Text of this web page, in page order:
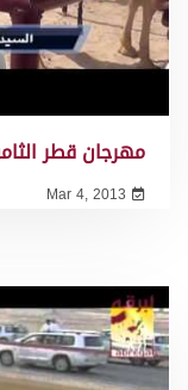
مهرجان قطر الثامن
Mar 4, 2013